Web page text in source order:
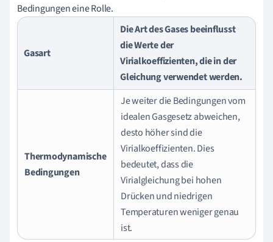
Bedingungen eine Rolle.
Gasart
Die Art des Gases beeinflusst
die Werte der
Virialkoeffizienten, die in der
Gleichung verwendet werden.
Thermodynamische
Bedingungen
Je weiter die Bedingungen vom
idealen Gasgesetz abweichen,
desto höher sind die
Virialkoeffizienten. Dies
bedeutet, dass die
Virialgleichung bei hohen
Drücken und niedrigen
Temperaturen weniger genau
ist.